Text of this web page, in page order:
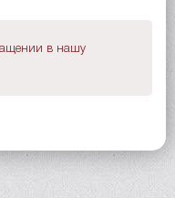
в нашу